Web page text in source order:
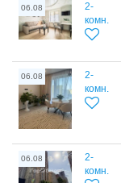
06.08
2-
комн.
06.08
2-
комн.
06.08
2-
комн.